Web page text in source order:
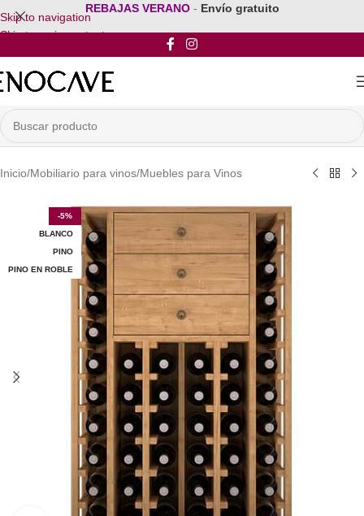
Skip to navigation
Skip to main content
REBAJAS VERANO - Envío gratuito
Inicio/Mobiliario para vinos/Muebles para Vinos
-5%
BLANCO
PINO
PINO EN ROBLE